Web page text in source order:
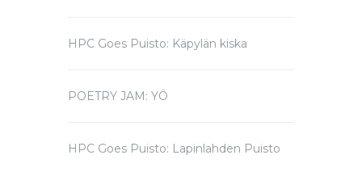
HPC Goes Puisto: Käpylän kiska
POETRY JAM: YÖ
HPC Goes Puisto: Lapinlahden Puisto